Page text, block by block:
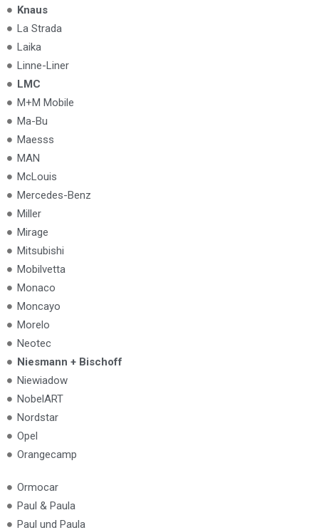
Knaus
La Strada
Laika
Linne-Liner
LMC
M+M Mobile
Ma-Bu
Maesss
MAN
McLouis
Mercedes-Benz
Miller
Mirage
Mitsubishi
Mobilvetta
Monaco
Moncayo
Morelo
Neotec
Niesmann + Bischoff
Niewiadow
NobelART
Nordstar
Opel
Orangecamp
Ormocar
Paul & Paula
Paul und Paula